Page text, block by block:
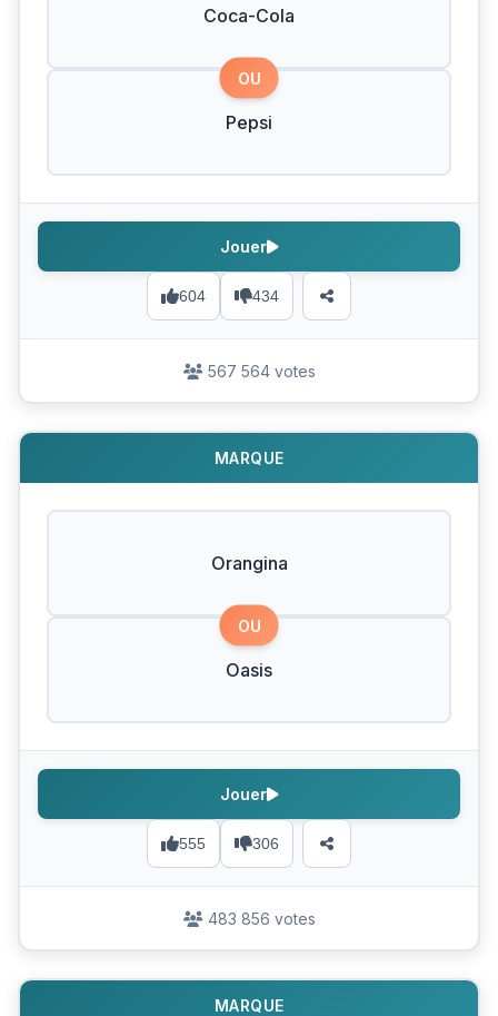
Coca-Cola
OU
Pepsi
604 434
Jouer
567 564 votes
MARQUE
Orangina
OU
Oasis
555 306
Jouer
483 856 votes
MARQUE